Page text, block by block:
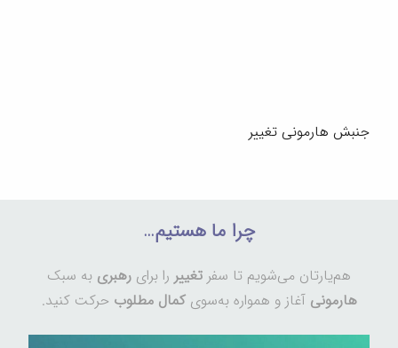
جنبش هارمونی تغییر
چرا ما هستیم…
هم‌یارتان می‌شویم تا سفر تغییر را برای رهبری به سبک
هارمونی آغاز و همواره به‌سوی کمال مطلوب حرکت کنید.